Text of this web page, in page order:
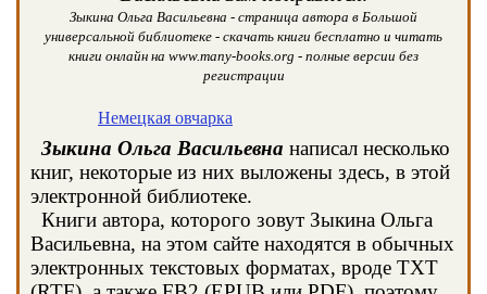
Зыкина Ольга Васильевна - страница автора в Большой
универсальной библиотеке - скачать книги бесплатно и читать
книги онлайн на www.many-books.org - полные версии без
регистрации
Немецкая овчарка
Зыкина Ольга Васильевна написал несколько
книг, некоторые из них выложены здесь, в этой
электронной библиотеке.
Книги автора, которого зовут Зыкина Ольга
Васильевна, на этом сайте находятся в обычных
электронных текстовых форматах, вроде TXT